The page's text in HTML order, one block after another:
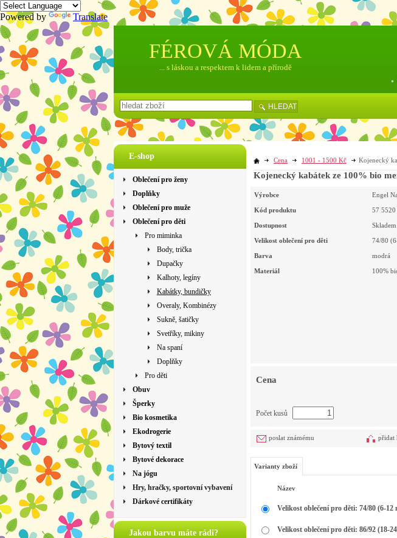
Powered by Translate
E-shop
Oblečení pro ženy
Doplňky
Oblečení pro muže
Oblečení pro děti
Pro miminka
Body, trička
Dupačky
Kalhoty, legíny
Kabátky, bundičky
Overaly, Kombinézy
Sukně, šatičky
Svetříky, mikiny
Na spaní
Doplňky
Pro děti
Obuv
Šperky
Bio kosmetika
Ekodrogerie
Bytový textil
Bytové dekorace
Na jógu
Hry, hračky, sportovní vybavení
Dárkové certifikáty
Jakou barvu máte rádi?
Cena 1001 - 1500 Kč Kojenecký
Kojenecký kabátek ze 100% bio
Výrobce Engel
Kód produktu 57 5520
Dostupnost Skladem
Velikost oblečení pro děti 74/80
Barva modrá
Materiál 100%
Cena
Počet kusů
poslat známému přidat
Varianty zboží
Název
Velikost oblečení pro děti: 74/80 (6-12
Velikost oblečení pro děti: 86/92 (18-
FÉROVÁ MÓDA
... s láskou a respektem k lidem a přírodě
HLEDAT